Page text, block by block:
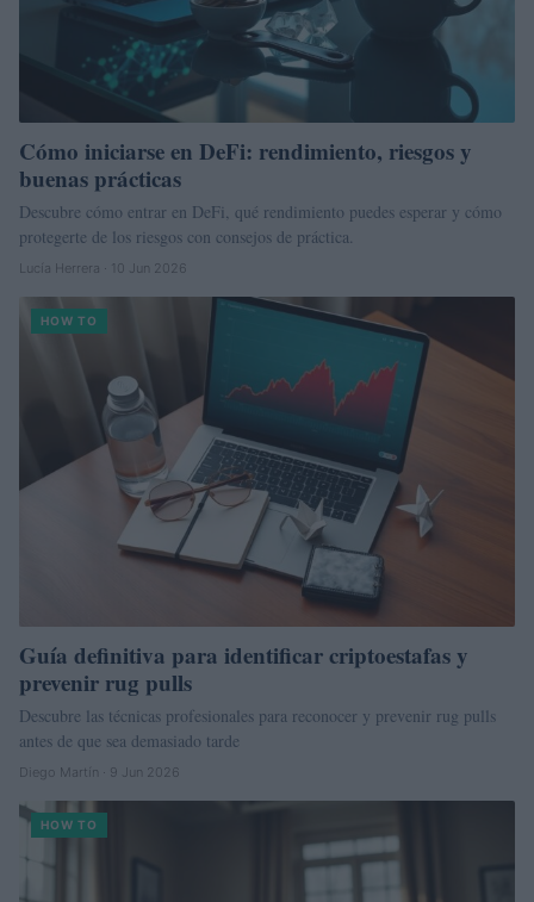
Cómo iniciarse en DeFi: rendimiento, riesgos y
buenas prácticas
Descubre cómo entrar en DeFi, qué rendimiento puedes esperar y cómo
protegerte de los riesgos con consejos de práctica.
Lucía Herrera · 10 Jun 2026
HOW TO
Guía definitiva para identificar criptoestafas y
prevenir rug pulls
Descubre las técnicas profesionales para reconocer y prevenir rug pulls
antes de que sea demasiado tarde
Diego Martín · 9 Jun 2026
HOW TO